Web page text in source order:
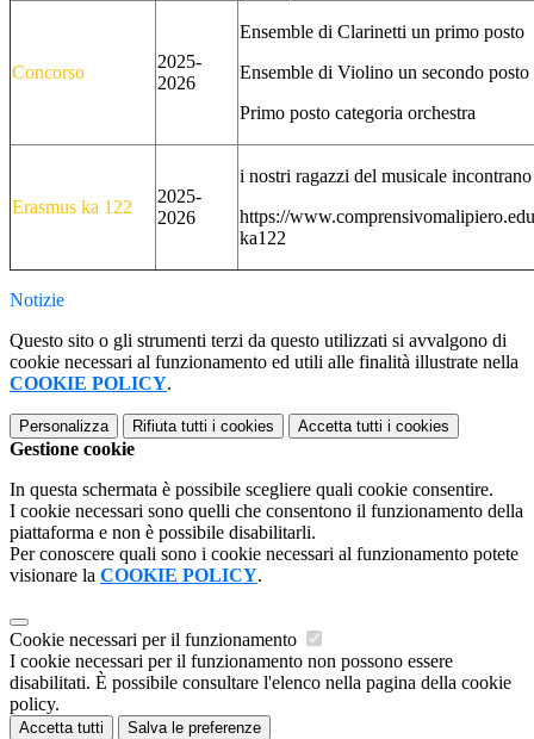
Concorso
2025-
2026
Ensemble di Clarinetti un primo posto
Ensemble di Violino un secondo posto
Primo posto categoria orchestra
Erasmus ka 122
2025-
2026
i nostri ragazzi del musicale
https://
ka122
Notizie
Questo sito o gli strumenti terzi da questo utilizzati si avvalgono di
cookie necessari al funzionamento ed utili alle finalità illustrate nella
COOKIE POLICY.
Personalizza Rifiuta tutti i cookies Accetta tutti i cookies
Gestione cookie
In questa schermata è possibile scegliere quali cookie consentire.
I cookie necessari sono quelli che consentono il funzionamento della
piattaforma e non è possibile disabilitarli.
Per conoscere quali sono i cookie necessari al funzionamento potete
visionare la COOKIE POLICY.
Cookie necessari per il funzionamento
I cookie necessari per il funzionamento non possono essere
disabilitati. È possibile consultare l'elenco nella pagina della cookie
policy.
Accetta tutti Salva le preferenze